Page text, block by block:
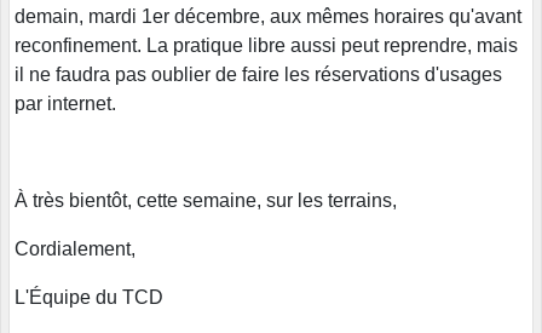
demain, mardi 1er décembre, aux mêmes horaires qu'avant
reconfinement. La pratique libre aussi peut reprendre, mais
il ne faudra pas oublier de faire les réservations d'usages
par internet.
À très bientôt, cette semaine, sur les terrains,
Cordialement,
L'Équipe du TCD